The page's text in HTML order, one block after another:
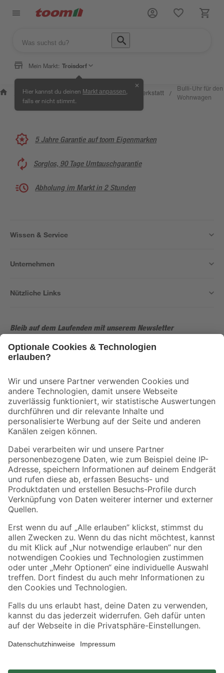
Mein Markt: Troisdorf
Hier kannst du deinen Markt anpassen
falls er nicht stimmt.
✕
Wissen &
Service
/
Selbermachen
& Ratgeber
/ Kreativwerkstatt /
Bulli-Uhr für den
Wohnwagen
5 Jahre Garantie auf toom Eigenmarken
Sorglos, 90 Tage Umtauschgarantie
Abholung im Markt in 2 Stunden
Wissen & Service
Unternehmen
Nützliche Links
Bleib auf dem Laufenden mit unserem Newsletter
Der toom Newsletter: Keine Angebote und Aktionen mehr verpassen!
Folge uns
Zahlungsarten Versandarten
Sicher einkaufen
Jetzt die toom-App herunterladen
Alle Preisangaben in EUR inkl. gesetzl. MwSt.. Die dargestellten Angebote sind unter
Umständen nicht in allen Märkten verfügbar. Die angegebenen Verfügbarkeiten beziehen
sich auf den unter "Mein Markt" ausgewählten toom Baumarkt. Alle Angebote und
*Paketversand ab 59 € versandkostenfrei, gilt nicht für Artikel mit Speditionsversand, hier
fallen zusätzliche Versandkosten an.